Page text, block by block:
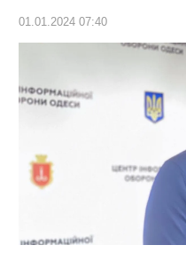
01.01.2024 07:40